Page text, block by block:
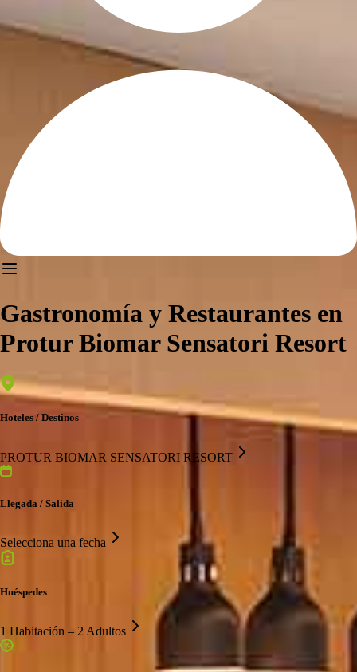
Gastronomía y Restaurantes en
Protur Biomar Sensatori Resort
Hoteles / Destinos
PROTUR BIOMAR SENSATORI RESORT
Llegada / Salida
Selecciona una fecha
Huéspedes
1 Habitación – 2 Adultos